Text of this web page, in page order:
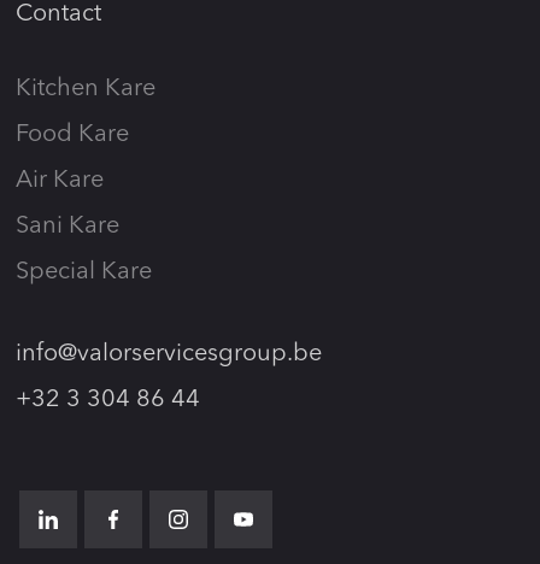
Contact
Kitchen Kare
Food Kare
Air Kare
Sani Kare
Special Kare
info@valorservicesgroup.be
+32 3 304 86 44